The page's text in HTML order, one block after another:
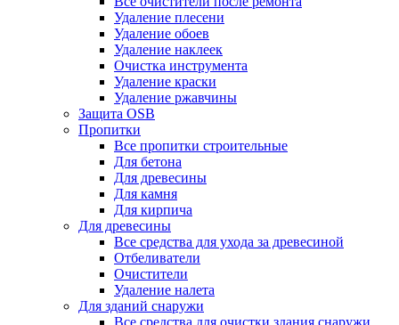
Удаление плесени
Удаление обоев
Удаление наклеек
Очистка инструмента
Удаление краски
Удаление ржавчины
Защита OSB
Пропитки
Все пропитки строительные
Для бетона
Для древесины
Для камня
Для кирпича
Для древесины
Все средства для ухода за древесиной
Отбеливатели
Очистители
Удаление налета
Для зданий снаружи
Все средства для очистки здания снаружи